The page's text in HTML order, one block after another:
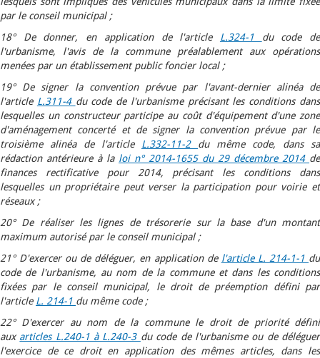
par le conseil municipal ;
18° De donner, en application de l'article L.324-1 du code de
l'urbanisme, l'avis de la commune préalablement aux opérations
menées par un établissement public foncier local ;
19° De signer la convention prévue par l'avant-dernier alinéa de
l'article L.311-4 du code de l'urbanisme précisant les conditions dans
lesquelles un constructeur participe au coût d'équipement d'une zone
d'aménagement concerté et de signer la convention prévue par le
troisième alinéa de l'article L.332-11-2 du même code, dans sa
rédaction antérieure à la loi n° 2014-1655 du 29 décembre 2014 de
finances rectificative pour 2014, précisant les conditions dans
lesquelles un propriétaire peut verser la participation pour voirie et
réseaux ;
20° De réaliser les lignes de trésorerie sur la base d'un montant
maximum autorisé par le conseil municipal ;
21° D'exercer ou de déléguer, en application de l'article L. 214-1-1 du
code de l'urbanisme, au nom de la commune et dans les conditions
fixées par le conseil municipal, le droit de préemption défini par
l'article L. 214-1 du même code ;
22° D'exercer au nom de la commune le droit de priorité défini
aux articles L.240-1 à L.240-3 du code de l'urbanisme ou de déléguer
l'exercice de ce droit en application des mêmes articles, dans les